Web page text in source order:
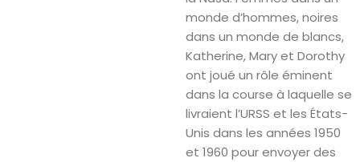
monde d’hommes, noires
dans un monde de blancs,
Katherine, Mary et Dorothy
ont joué un rôle éminent
dans la course à laquelle se
livraient l’URSS et les États-
Unis dans les années 1950
et 1960 pour envoyer des